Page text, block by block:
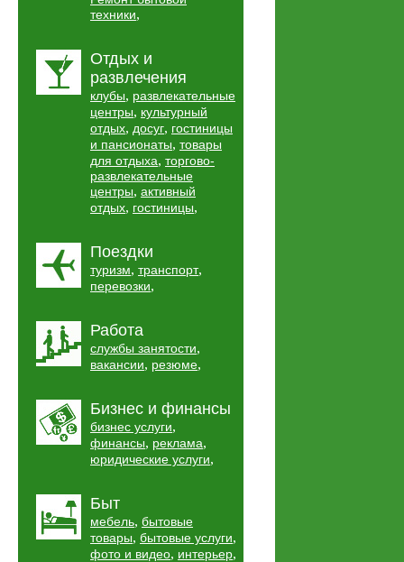
техники,
Отдых и
развлечения
клубы, развлекательные
центры, культурный
отдых, досуг, гостиницы
и пансионаты, товары
для отдыха, торгово-
развлекательные
центры, активный
отдых, гостиницы,
Поездки
туризм, транспорт,
перевозки,
Работа
службы занятости,
вакансии, резюме,
Бизнес и финансы
бизнес услуги,
финансы, реклама,
юридические услуги,
Быт
мебель, бытовые
товары, бытовые услуги,
фото и видео, интерьер,